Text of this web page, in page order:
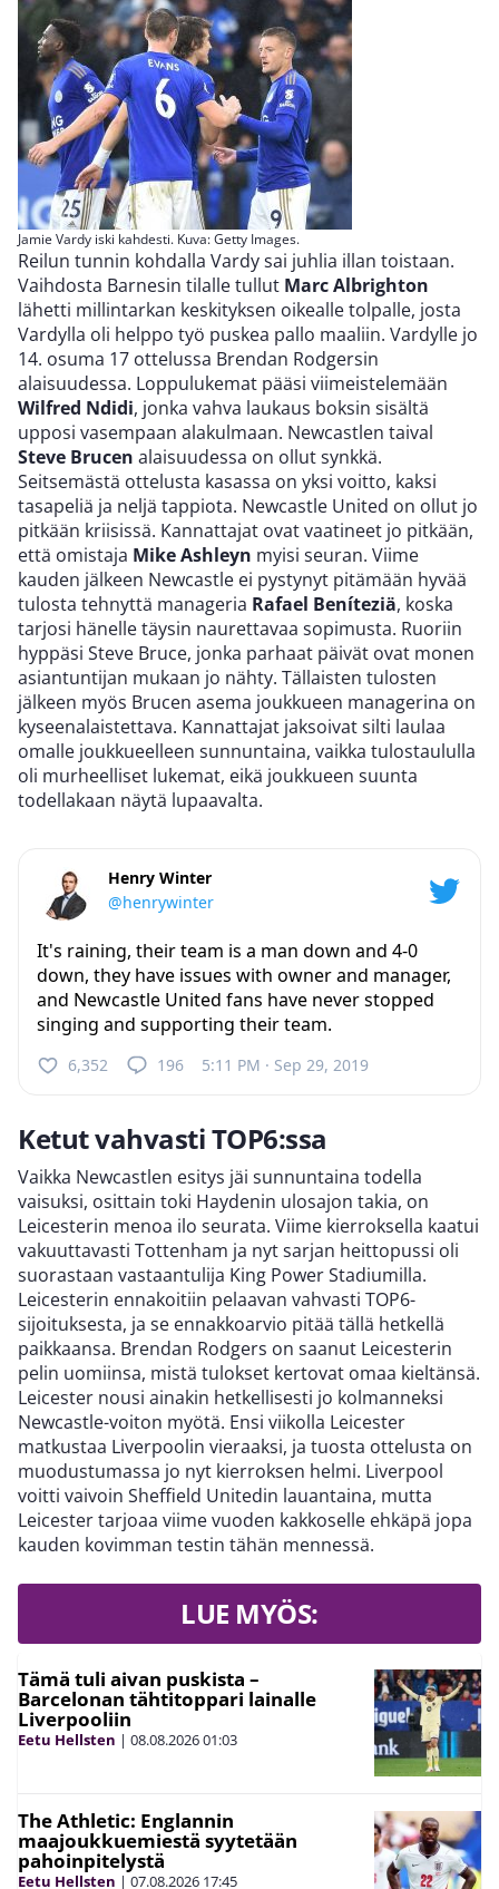
Jamie Vardy iski kahdesti. Kuva: Getty Images.
Reilun tunnin kohdalla Vardy sai juhlia illan toistaan.
Vaihdosta Barnesin tilalle tullut Marc Albrighton
lähetti millintarkan keskityksen oikealle tolpalle, josta
Vardylla oli helppo työ puskea pallo maaliin. Vardylle jo
14. osuma 17 ottelussa Brendan Rodgersin
alaisuudessa. Loppulukemat pääsi viimeistelemään
Wilfred Ndidi, jonka vahva laukaus boksin sisältä
upposi vasempaan alakulmaan. Newcastlen taival
Steve Brucen alaisuudessa on ollut synkkä.
Seitsemästä ottelusta kasassa on yksi voitto, kaksi
tasapeliä ja neljä tappiota. Newcastle United on ollut jo
pitkään kriisissä. Kannattajat ovat vaatineet jo pitkään,
että omistaja Mike Ashleyn myisi seuran. Viime
kauden jälkeen Newcastle ei pystynyt pitämään hyvää
tulosta tehnyttä manageria Rafael Beníteziä, koska
tarjosi hänelle täysin naurettavaa sopimusta. Ruoriin
hyppäsi Steve Bruce, jonka parhaat päivät ovat monen
asiantuntijan mukaan jo nähty. Tällaisten tulosten
jälkeen myös Brucen asema joukkueen managerina on
kyseenalaistettava. Kannattajat jaksoivat silti laulaa
omalle joukkueelleen sunnuntaina, vaikka tulostaululla
oli murheelliset lukemat, eikä joukkueen suunta
todellakaan näytä lupaavalta.
Henry Winter
@henrywinter
It's raining, their team is a man down and 4-0
down, they have issues with owner and manager,
and Newcastle United fans have never stopped
singing and supporting their team.
6,352 196 5:11 PM · Sep 29, 2019
Ketut vahvasti TOP6:ssa
Vaikka Newcastlen esitys jäi sunnuntaina todella
vaisuksi, osittain toki Haydenin ulosajon takia, on
Leicesterin menoa ilo seurata. Viime kierroksella kaatui
vakuuttavasti Tottenham ja nyt sarjan heittopussi oli
suorastaan vastaantulija King Power Stadiumilla.
Leicesterin ennakoitiin pelaavan vahvasti TOP6-
sijoituksesta, ja se ennakkoarvio pitää tällä hetkellä
paikkaansa. Brendan Rodgers on saanut Leicesterin
pelin uomiinsa, mistä tulokset kertovat omaa kieltänsä.
Leicester nousi ainakin hetkellisesti jo kolmanneksi
Newcastle-voiton myötä. Ensi viikolla Leicester
matkustaa Liverpoolin vieraaksi, ja tuosta ottelusta on
muodustumassa jo nyt kierroksen helmi. Liverpool
voitti vaivoin Sheffield Unitedin lauantaina, mutta
Leicester tarjoaa viime vuoden kakkoselle ehkäpä jopa
kauden kovimman testin tähän mennessä.
LUE MYÖS:
Tämä tuli aivan puskista –
Barcelonan tähtitoppari lainalle
Liverpooliin
Eetu Hellsten | 08.08.202601:03
The Athletic: Englannin
maajoukkuemiestä syytetään
pahoinpitelystä
Eetu Hellsten | 07.08.2026 17:45